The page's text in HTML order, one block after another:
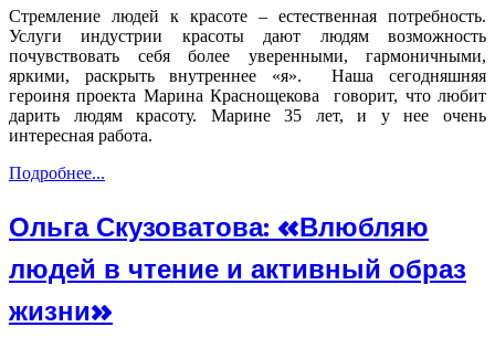
Стремление людей к красоте – естественная потребность.
Услуги индустрии красоты дают людям возможность
почувствовать себя более уверенными, гармоничными,
яркими, раскрыть внутреннее «я». Наша сегодняшняя
героиня проекта Марина Краснощекова говорит, что любит
дарить людям красоту. Марине 35 лет, и у нее очень
интересная работа.
Подробнее...
Ольга Скузоватова: «Влюбляю
людей в чтение и активный образ
жизни»